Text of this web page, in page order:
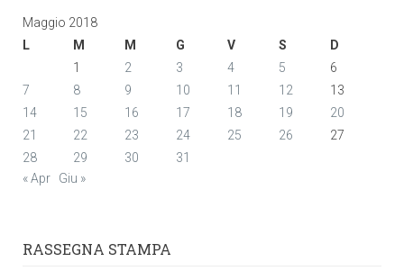
Maggio 2018
L
M M G V S
D
1
2 3 4 5
6
7
8 9 10 11 12
13
14
15 16 17 18 19
20
21
22 23 24 25 26
27
28
29 30
31
« Apr
Giu »
RASSEGNA STAMPA